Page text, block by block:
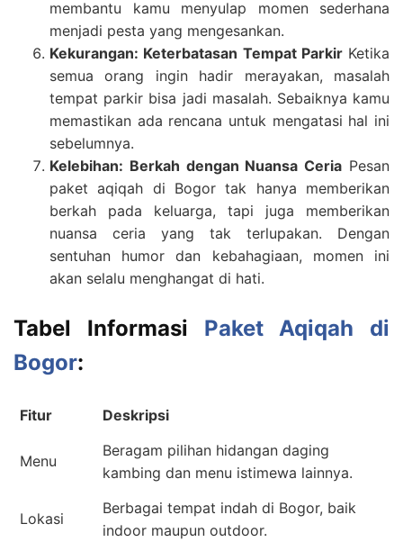
membantu kamu menyulap momen sederhana
menjadi pesta yang mengesankan.
Kekurangan: Keterbatasan Tempat ParkirKetika
semua orang ingin hadir merayakan, masalah
tempat parkir bisa jadi masalah. Sebaiknya kamu
memastikan ada rencana untuk mengatasi hal ini
sebelumnya.
Kelebihan: Berkah dengan Nuansa Ceria Pesan
paket aqiqah di Bogor tak hanya memberikan
berkah pada keluarga, tapi juga memberikan
nuansa ceria yang tak terlupakan. Dengan
sentuhan humor dan kebahagiaan, momen ini
akan selalu menghangat di hati.
Tabel Informasi Paket Aqiqah di
Bogor:
Fitur Deskripsi
Menu
Beragam pilihan hidangan daging
kambing dan menu istimewa lainnya.
Lokasi
Berbagai tempat indah di Bogor, baik
indoor maupun outdoor.